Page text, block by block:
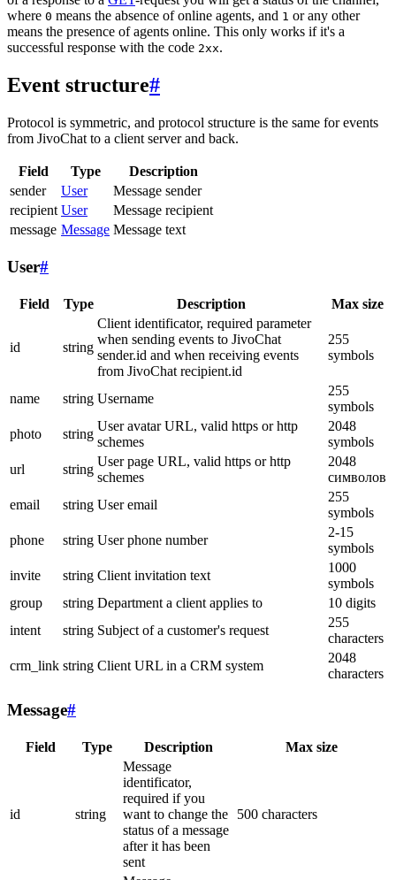
where 0 means the absence of online agents, and 1 or any other
means the presence of agents online. This only works if it's a
successful response with the code 2xx.
Event structure#
Protocol is symmetric, and protocol structure is the same for events
from JivoChat to a client server and back.
Field Type
Description
sender
User
Message sender
recipient User
Message recipient
message Message Message text
User#
Field Type Description Max size
id string
Client identificator, required parameter
when sending events to JivoChat
sender.id and when receiving events
from JivoChat recipient.id
255
symbols
name string Username
255
symbols
photo
string
User avatar URL, valid https or http
schemes
2048
symbols
url
string
User page URL, valid https or http
schemes
2048
символов
email
string User email
255
symbols
phone
string User phone number
2-15
symbols
invite
string Client invitation text
1000
symbols
group
string Department a client applies to
10 digits
intent
string Subject of a customer's request
255
characters
crm_link string Client URL in a CRM system
2048
characters
Message#
Field Type Description Max size
id string
Message
identificator,
required if you
want to change the
status of a message
after it has been
sent
500 characters